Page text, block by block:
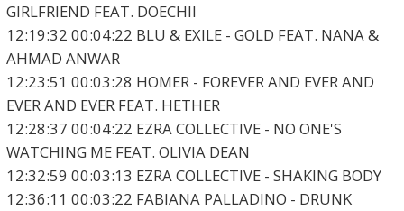
GIRLFRIEND FEAT. DOECHII
12:19:32 00:04:22 BLU & EXILE - GOLD FEAT. NANA &
AHMAD ANWAR
12:23:51 00:03:28 HOMER - FOREVER AND EVER AND
EVER AND EVER FEAT. HETHER
12:28:37 00:04:22 EZRA COLLECTIVE - NO ONE'S
WATCHING ME FEAT. OLIVIA DEAN
12:32:59 00:03:13 EZRA COLLECTIVE - SHAKING BODY
12:36:11 00:03:22 FABIANA PALLADINO - DRUNK